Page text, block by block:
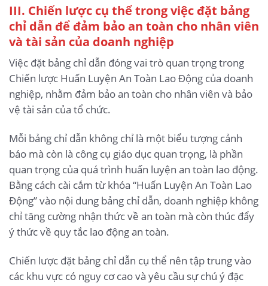
III. Chiến lược cụ thể trong việc đặt bảng
chỉ dẫn để đảm bảo an toàn cho nhân viên
và tài sản của doanh nghiệp
Việc đặt bảng chỉ dẫn đóng vai trò quan trọng trong
Chiến lược Huấn Luyện An Toàn Lao Động của doanh
nghiệp, nhằm đảm bảo an toàn cho nhân viên và bảo
vệ tài sản của tổ chức.
Mỗi bảng chỉ dẫn không chỉ là một biểu tượng cảnh
báo mà còn là công cụ giáo dục quan trọng, là phần
quan trọng của quá trình huấn luyện an toàn lao động.
Bằng cách cài cắm từ khóa “Huấn Luyện An Toàn Lao
Động” vào nội dung bảng chỉ dẫn, doanh nghiệp không
chỉ tăng cường nhận thức về an toàn mà còn thúc đẩy
ý thức về quy tắc lao động an toàn.
Chiến lược đặt bảng chỉ dẫn cụ thể nên tập trung vào
các khu vực có nguy cơ cao và yêu cầu sự chú ý đặc